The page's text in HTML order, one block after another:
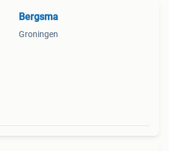
Bergsma
Groningen